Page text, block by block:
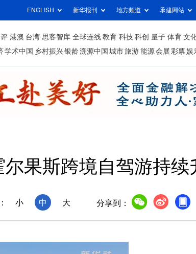
ENGLISH 新华报刊 地方频道 承建网站
港澳 台湾 思客智库 全球连线 教育 科技 科创 量子 体育 文
学术中国 乡村振兴银龄溯源中国 城市旅游 能源 会展 彩票娱
尔果斯跨境自驾游持续
小 中 大 分享到：